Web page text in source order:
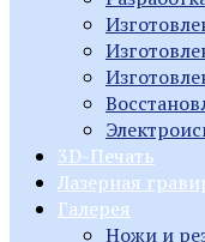
3D-Печать
Лазерная
Галерея
Ножи и